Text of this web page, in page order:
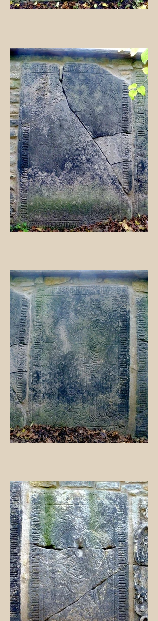
Vor der Gertraudenkapelle
welcher Familie sie gehört.
Als sich die Gruppe schon in
der Kapelle versammelt hat,
habe ich mal den
Fotoapparat durch einen
Lüftungsspalt geschoben,
denn schließlich ist sie
komplett zugemauert. Ich
wollte unbedingt wissen, wie
es da drin aussieht.
Das war mehr als ernüchternd. Ich
war entsetzt. Soviel Pietätlosigkeit
hätte ich nie erwartet. Es macht
also Sinn, den Friedhof abends
2019 12.11. An der Kapelle
entdecke ich nich eine Tafel, kann
aber nichts damit anfangen
In der Kapelle liegt ein Stein, der
eine Inschrift zu zwei Personen
aus der Familie von Böltzig enthält.